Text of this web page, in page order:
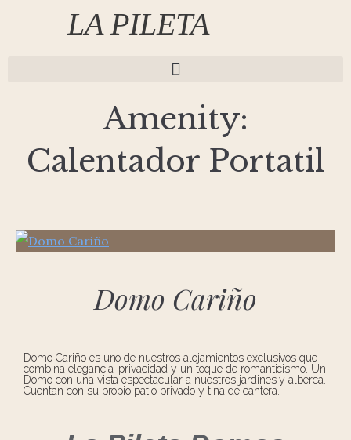
LA PILETA
Amenity:
Calentador Portatil
Domo Cariño
Domo Cariño es uno de nuestros alojamientos exclusivos que
combina elegancia, privacidad y un toque de romanticismo. Un
Domo con una vista espectacular a nuestros jardines y alberca.
Cuentan con su propio patio privado y tina de cantera.